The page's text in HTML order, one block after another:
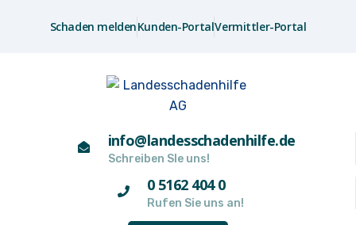
Schaden meldenKunden-PortalVermittler-Portal
info@landesschadenhilfe.de
Schreiben SIe uns!
0 5162 404 0
Rufen Sie uns an!